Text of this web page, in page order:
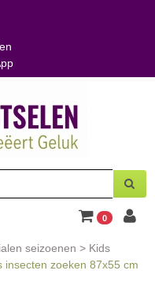
0
seizoenen > Kids
insecten zoeken 87x55 cm